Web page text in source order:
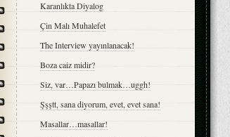
Karanlıkta Diyalog
Çin Malı Muhalefet
The Interview yayınlanacak!
Boza caiz midir?
Siz, var…Papazı bulmak…uggh!
Şşştt, sana diyorum, evet, evet sana!
Masallar…masallar!